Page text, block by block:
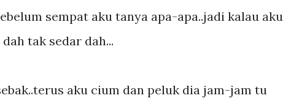
sempat aku tanya apa-apa..jadi kalau aku
tak sedar dah...
aku cium dan peluk dia jam-jam tu